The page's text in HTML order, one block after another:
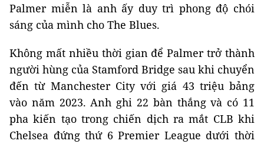
Palmer miễn là anh ấy duy trì phong độ chói
sáng của mình cho The Blues.
Không mất nhiều thời gian để Palmer trở thành
người hùng của Stamford Bridge sau khi chuyển
đến từ Manchester City với giá 43 triệu bảng
vào năm 2023. Anh ghi 22 bàn thắng và có 11
pha kiến ​​tạo trong chiến dịch ra mắt CLB khi
Chelsea đứng thứ 6 Premier League dưới thời